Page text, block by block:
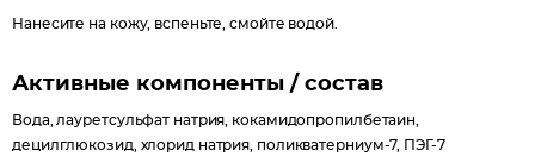
Нанесите на кожу, вспеньте, смойте водой.
Активные компоненты / состав
Вода, лауретсульфат натрия, кокамидопропилбетаин,
децилглюкозид, хлорид натрия, поликватерниум-7, ПЭГ-7